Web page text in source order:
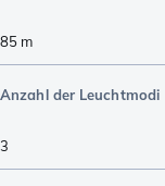
85 m
Anzahl der Leuchtmodi
3